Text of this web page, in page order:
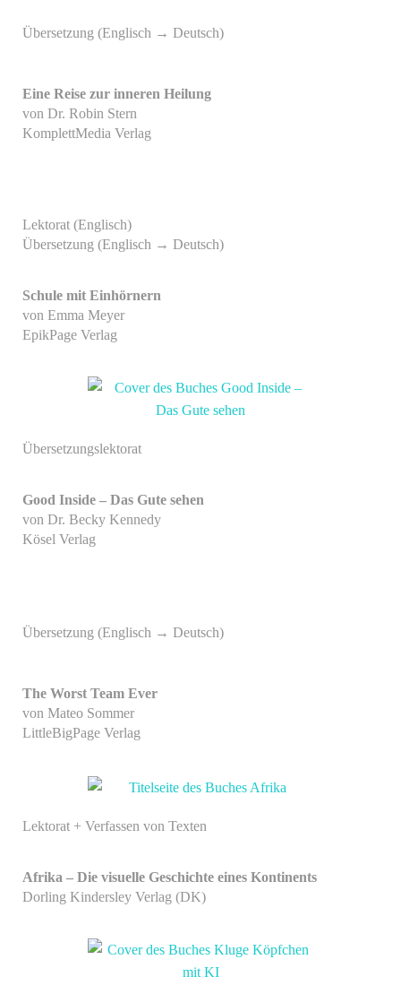
Übersetzung (Englisch → Deutsch)
Eine Reise zur inneren Heilung
von Dr. Robin Stern
KomplettMedia Verlag
Lektorat (Englisch)
Übersetzung (Englisch → Deutsch)
Schule mit Einhörnern
von Emma Meyer
EpikPage Verlag
Übersetzungslektorat
Good Inside – Das Gute sehen
von Dr. Becky Kennedy
Kösel Verlag
Übersetzung (Englisch → Deutsch)
The Worst Team Ever
von Mateo Sommer
LittleBigPage Verlag
Lektorat + Verfassen von Texten
Afrika – Die visuelle Geschichte eines Kontinents
Dorling Kindersley Verlag (DK)